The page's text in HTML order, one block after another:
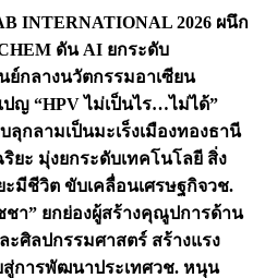
INTERNATIONAL 2026 ผนึก
ดัน AI ยกระดับ
กลางนวัตกรรมอาเซียน
ญ “HPV ไม่เป็นไร…ไม่ได้”
ลุกลามเป็นมะเร็งเมืองทองธานี
ยะ มุ่งยกระดับเทคโนโลยี สิ่ง
มีชีวิต ขับเคลื่อนเศรษฐกิจวช.
ชา” ยกย่องผู้สร้างคุณูปการด้าน
ศิลปกรรมศาสตร์ สร้างแรง
การพัฒนาประเทศวช. หนุน